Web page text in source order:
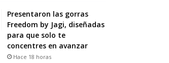
Presentaron las gorras
Freedom by Jagi, diseñadas
para que solo te
concentres en avanzar
Hace 18 horas